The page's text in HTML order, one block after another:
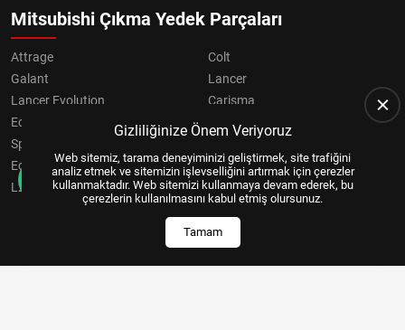
Mitsubishi Çıkma Yedek Parçaları
Attrage
Colt
Galant
Lancer
Lancer Evolution
Carisma
Eclipse
Grandis
Space Star
Eclipse Cross
OUTLANDER
L200
Pajero
Gizliliğinize Önem Veriyoruz
Web sitemiz, tarama deneyiminizi geliştirmek, site trafiğini
analiz etmek ve sitemizin işlevselliğini artırmak için çerezler
kullanmaktadır. Web sitemizi kullanmaya devam ederek, bu
çerezlerin kullanılmasını kabul etmiş olursunuz.
Tamam